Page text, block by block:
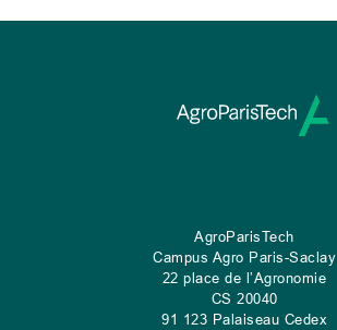
AgroParisTech
Campus Agro Paris-Saclay
22 place de l’Agronomie
CS 20040
91 123 Palaiseau Cedex